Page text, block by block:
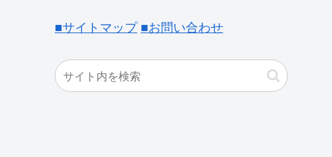
■サイトマップ ■お問い合わせ